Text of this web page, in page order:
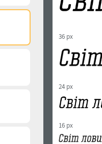
36 px
24 px
16 px